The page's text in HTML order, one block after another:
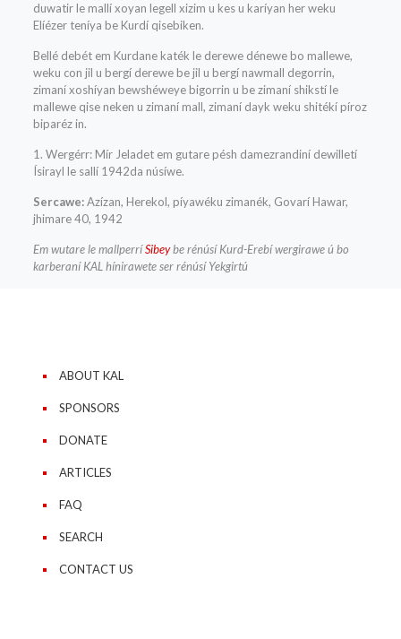
duwatir le mallí xoyan legell xizim u kes u karíyan her weku
Elíézer teníya be Kurdí qisebiken.
Bellé debét em Kurdane katék le derewe dénewe bo mallewe,
weku con jil u bergí derewe be jil u bergí nawmall degorrin,
zimaní xoshíyan bewshéweye bigorrin u be zimaní shikstí le
mallewe qise neken u zimaní mall, zimaní dayk weku shitékí píroz
biparéz in.
1. Wergérr: Mír Jeladet em gutare pésh damezrandiní dewilletí
Ísirayl le sallí 1942da núsíwe.
Sercawe:Azízan, Herekol, píyawéku zimanék, Govarí Hawar,
jhimare 40, 1942
Em wutare le mallperríSibeybe rénúsí Kurd-Erebí wergirawe ú bo
karberaní KAL hínirawete ser rénúsí Yekgirtú
ABOUT KAL
SPONSORS
DONATE
ARTICLES
FAQ
SEARCH
CONTACT US